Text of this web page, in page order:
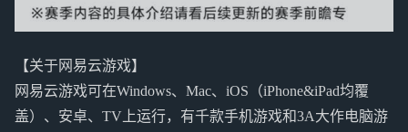
【关于网易云游戏】
网易云游戏可在Windows、Mac、iOS（iPhone&iPad均覆
盖）、安卓、TV上运行，有千款手机游戏和3A大作电脑游